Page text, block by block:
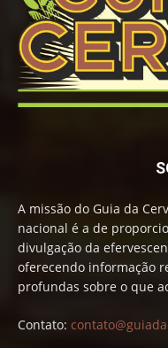
A missão do Guia da
nacional é a de
divulgação da
oferecendo informação
profundas sobre o que
Contato: